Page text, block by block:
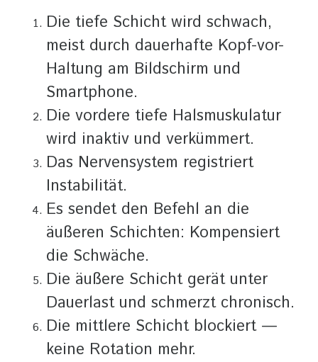
Die tiefe Schicht wird schwach,
meist durch dauerhafte Kopf-vor-
Haltung am Bildschirm und
Smartphone.
Die vordere tiefe Halsmuskulatur
wird inaktiv und verkümmert.
Das Nervensystem registriert
Instabilität.
Es sendet den Befehl an die
äußeren Schichten: Kompensiert
die Schwäche.
Die äußere Schicht gerät unter
Dauerlast und schmerzt chronisch.
Die mittlere Schicht blockiert —
keine Rotation mehr.